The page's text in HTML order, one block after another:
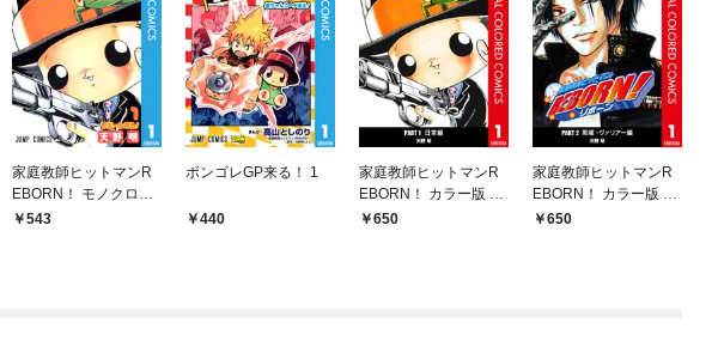
家庭教師ヒットマンR
EBORN！ モノクロ版
1 543
ボンゴレGP来る！ 1
440
家庭教師ヒットマンR
EBORN！ カラー版 日
常編 1
650
家庭教師ヒットマンR
EBORN！ カラー版 黒
曜・ヴァリアー編 1
650